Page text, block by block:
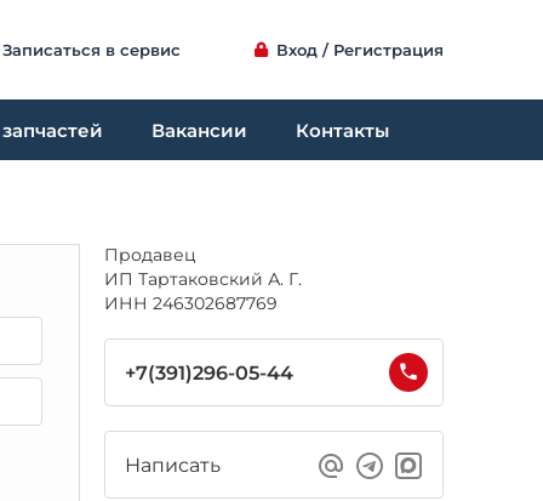
Записаться в сервис Вход / Регистрация
Вакансии Контакты
Продавец
ИП Тартаковский А. Г.
ИНН 246302687769
+7(391)296-05-44
Написать